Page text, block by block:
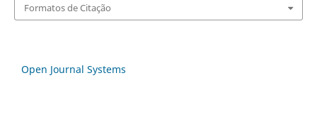
Formatos de Citação
Open Journal Systems